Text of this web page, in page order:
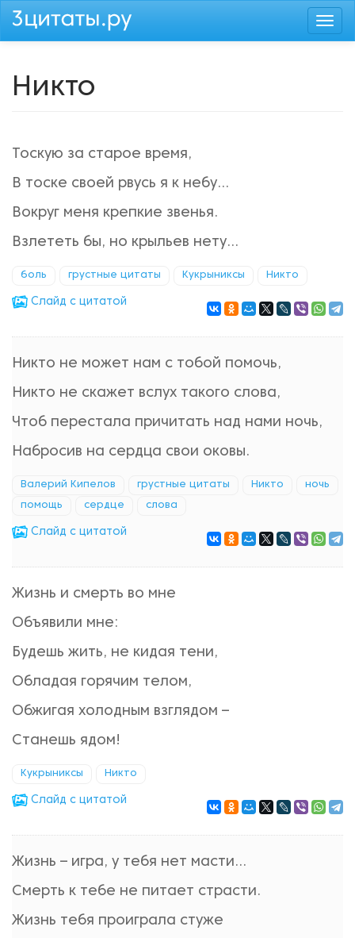
Перейти
Никто
Тоскую за старое время,
В тоске своей рвусь я к небу…
Вокруг меня крепкие звенья.
Взлететь бы, но крыльев нету…
боль грустные цитаты Кукрыниксы Никто
Cлайд с цитатой
Никто не может нам с тобой помочь,
Никто не скажет вслух такого слова,
Чтоб перестала причитать над нами ночь,
Набросив на сердца свои оковы.
Валерий Кипелов грустные цитаты Никто ночь
помощь сердце слова
Cлайд с цитатой
Жизнь и смерть во мне
Объявили мне:
Будешь жить, не кидая тени,
Обладая горячим телом,
Обжигая холодным взглядом –
Станешь ядом!
Кукрыниксы Никто
Cлайд с цитатой
Жизнь – игра, у тебя нет масти...
Смерть к тебе не питает страсти.
Жизнь тебя проиграла стуже